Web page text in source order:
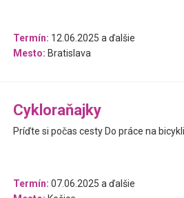
Termín: 12.06.2025 a ďalšie
Mesto: Bratislava
Cykloraňajky
Príďte si počas cesty Do práce na
Termín: 07.06.2025 a ďalšie